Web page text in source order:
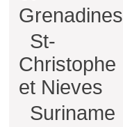
Grenadines
St-
Christophe
et Nieves
Suriname